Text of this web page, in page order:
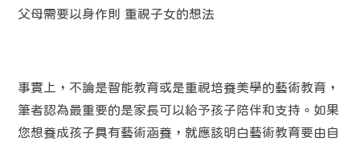
父母需要以身作則 重視子女的想法
事實上，不論是智能教育或是重視培養美學的藝術教育，
筆者認為最重要的是家長可以給予孩子陪伴和支持。如果
您想養成孩子具有藝術涵養，就應該明白藝術教育要由自